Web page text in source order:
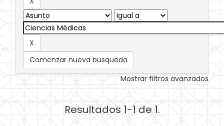
Comenzar nueva busqueda
Mostrar filtros avanzados
Resultados 1-1 de 1.